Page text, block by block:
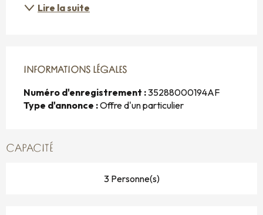
Lire la suite
INFORMATIONS LÉGALES
INFORMATIONS LÉGALES
Numéro d'enregistrement :35288000194AF
Type d'annonce :Offre d'un particulier
CAPACITÉ
3 Personne(s)